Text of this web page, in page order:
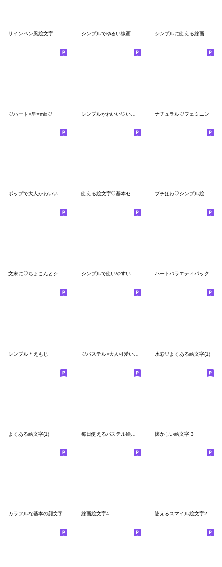
サインペン風絵文字 シンプルでゆるい線画絵文字 シンプルに使える線画絵文字
♡ハート×星⭐mix♡ ナチュラル♡フェミニン
プチほわ♡シンプル絵文字☆
文末に♡ちょこんとシンプルGirly シンプルで使いやすい♡ ゆるかわ 絵文字 ハートバラエティパック
シンプル＊えもじ 水彩♡よくある絵文字(1)
よくある絵文字(1) 懐かしい絵文字 3
カラフルな基本の顔文字 線画絵文字⁂ 使えるスマイル絵文字2